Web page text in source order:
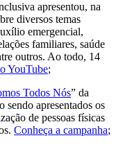
apresentou, na
diversos temas
emergencial,
familiares, saúde
outros. Ao todo, 14
YouTube;
Todos Nós” da
apresentados os
de pessoas físicas
Conheça a campanha;